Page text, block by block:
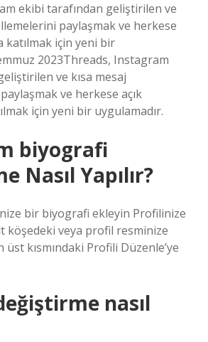
ekibi tarafından geliştirilen ve
paylaşmak ve herkese
katılmak için yeni bir
2023Threads, Instagram
ve kısa mesaj
ve herkese açık
için yeni bir uygulamadır.
biyografi
Nasıl Yapılır?
bir biyografi ekleyin Profilinize
köşedeki veya profil resminize
üst kısmındaki Profili Düzenle’ye
nasıl